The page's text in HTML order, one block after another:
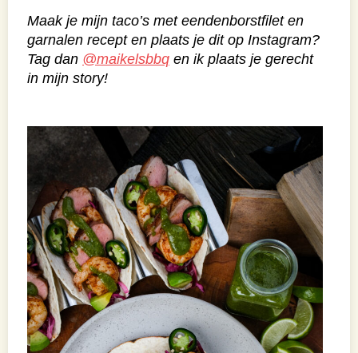
Maak je mijn taco’s met eendenborstfilet en
garnalen recept en plaats je dit op Instagram?
Tag dan @maikelsbbq en ik plaats je gerecht
in mijn story!